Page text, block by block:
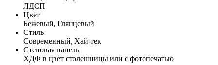
ЛДСП
Цвет
Бежевый, Глянцевый
Стиль
Современный, Хай-тек
Стеновая панель
ХДФ в цвет столешницы или с фотопечатью